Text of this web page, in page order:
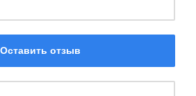
Оставить отзыв